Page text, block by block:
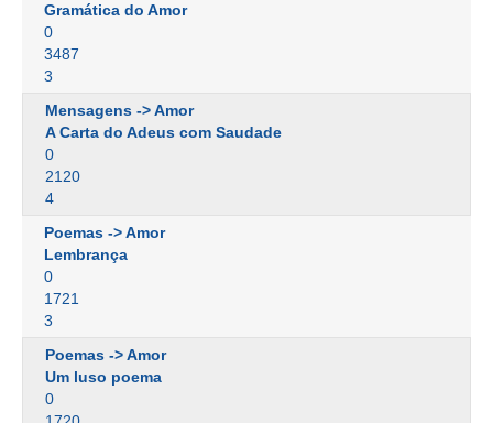
Gramática do Amor
0
3487
3
Mensagens -> Amor
A Carta do Adeus com Saudade
0
2120
4
Poemas -> Amor
Lembrança
0
1721
3
Poemas -> Amor
Um luso poema
0